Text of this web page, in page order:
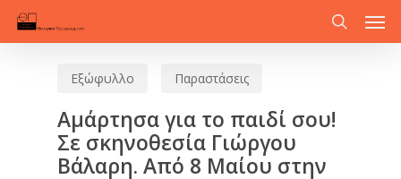
Skip
search
Εξώφυλλο Παραστάσεις
Αμάρτησα για το παιδί σου!
Σε σκηνοθεσία Γιώργου
Βάλαρη. Από 8 Μαίου στην